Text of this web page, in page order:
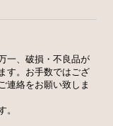
一、破損・不良品が
す。お手数ではござ
連絡をお願い致しま
。